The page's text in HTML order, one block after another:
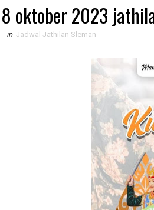
8 oktober 2023
in Jadwal Jathilan Sleman